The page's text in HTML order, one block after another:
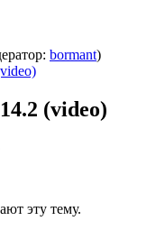
bormant)
(video)
эту тему.